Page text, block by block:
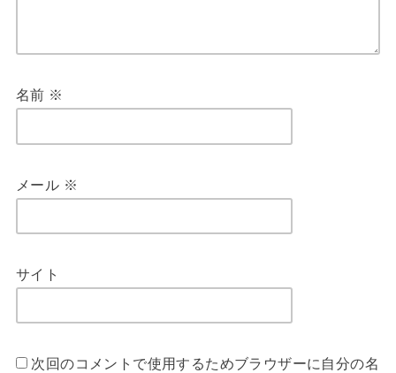
名前 ※
メール ※
サイト
次回のコメントで使用するためブラウザーに自分の名